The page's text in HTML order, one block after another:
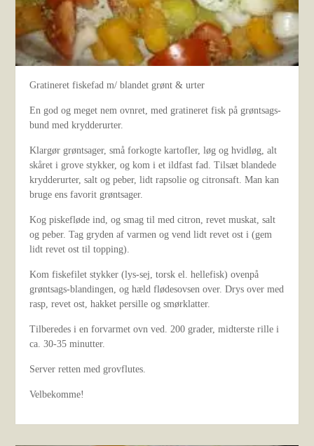
Gratineret fiskefad m/ blandet grønt & urter
En god og meget nem ovnret, med gratineret fisk på grøntsags-
bund med krydderurter.
Klargør grøntsager, små forkogte kartofler, løg og hvidløg, alt
skåret i grove stykker, og kom i et ildfast fad. Tilsæt blandede
krydderurter, salt og peber, lidt rapsolie og citronsaft. Man kan
bruge ens favorit grøntsager.
Kog piskefløde ind, og smag til med citron, revet muskat, salt
og peber. Tag gryden af varmen og vend lidt revet ost i (gem
lidt revet ost til topping).
Kom fiskefilet stykker (lys-sej, torsk el. hellefisk) ovenpå
grøntsags-blandingen, og hæld flødesovsen over. Drys over med
rasp, revet ost, hakket persille og smørklatter.
Tilberedes i en forvarmet ovn ved. 200 grader, midterste rille i
ca. 30-35 minutter.
Server retten med grovflutes.
Velbekomme!